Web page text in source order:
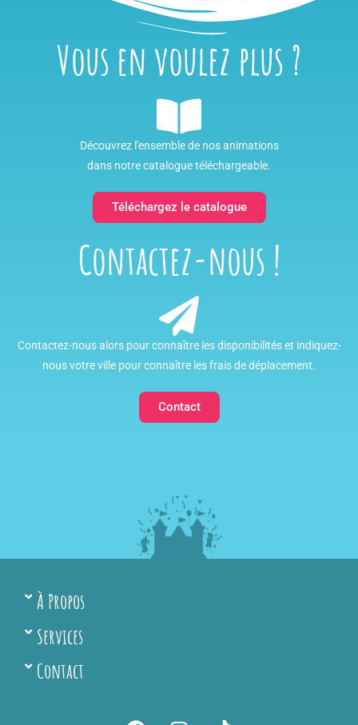
Vous en voulez plus ?
Découvrez l'ensemble de nos animations
dans notre catalogue téléchargeable.
Téléchargez le catalogue
Contactez-nous !
Contactez-nous alors pour connaître les disponibilités et indiquez-
nous votre ville pour connaître les frais de déplacement.
Contact
À Propos
Services
Contact